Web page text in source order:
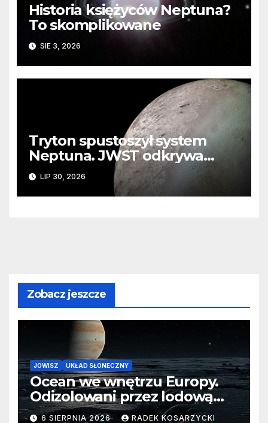
Historia księżyców Neptuna?
To skomplikowane
SIE 3, 2026
Tryton spustoszył system
Neptuna. JWST odkrywa
ślady kosmicznej katastrofy i
zaginionego lodu
LIP 30, 2026
Zobacz jeszcze
JOWISZ UKŁAD SŁONECZNY
Ocean we wnętrzu Europy.
Odizolowani przez lodową
barierę
6 SIERPNIA 2026 RADEK KOSARZYCKI